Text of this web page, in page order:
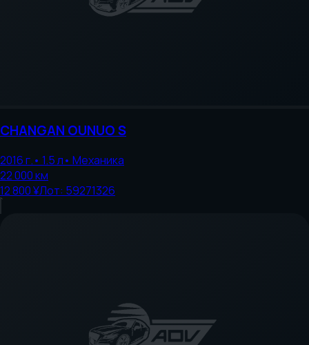
CHANGAN OUNUO S
2016г.• 1.5л• Механика
22 000км
12 800 ¥Лот: 59271326